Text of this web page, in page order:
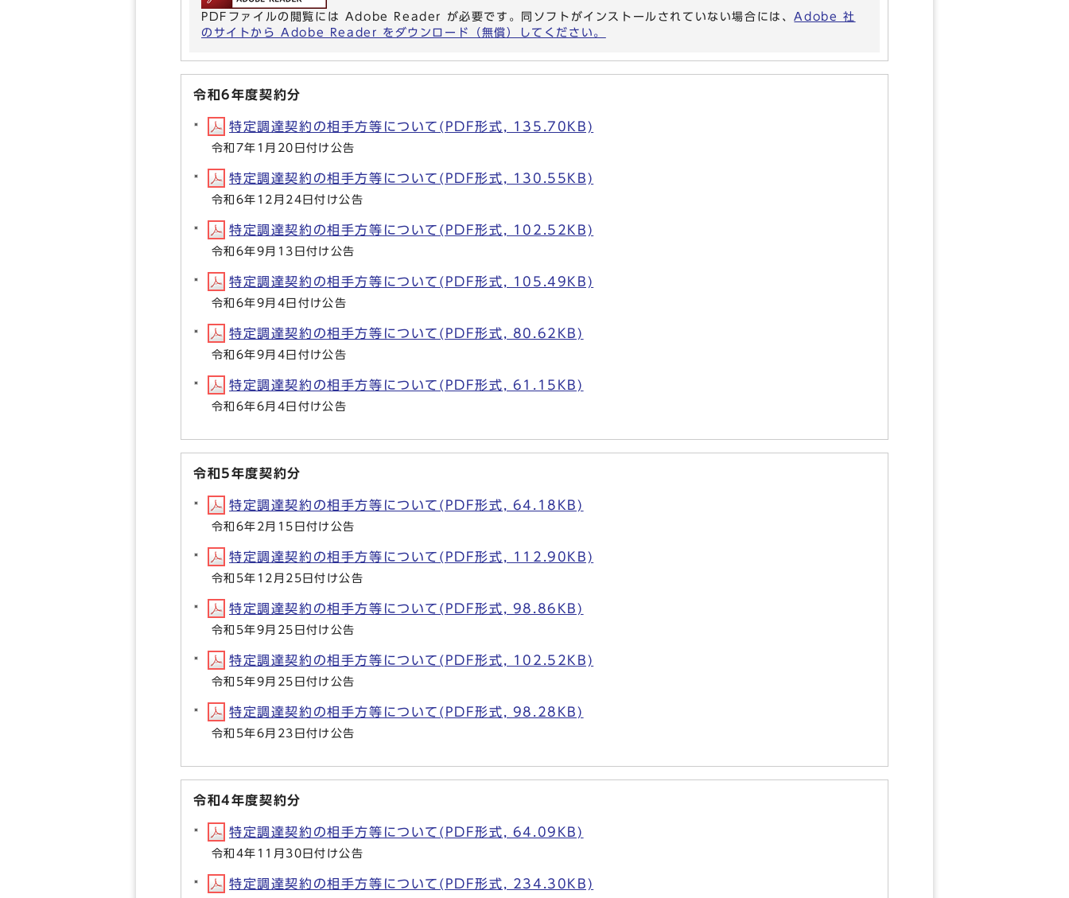
PDFファイルの閲覧には Adobe Reader が必要です。同ソフトがインストールされていない場合には、Adobe 社
のサイトから Adobe Reader をダウンロード（無償）してください。
令和6年度契約分
特定調達契約の相手方等について(PDF形式, 135.70KB)
令和7年1月20日付け公告
特定調達契約の相手方等について(PDF形式, 130.55KB)
令和6年12月24日付け公告
特定調達契約の相手方等について(PDF形式, 102.52KB)
令和6年9月13日付け公告
特定調達契約の相手方等について(PDF形式, 105.49KB)
令和6年9月4日付け公告
特定調達契約の相手方等について(PDF形式, 80.62KB)
令和6年9月4日付け公告
特定調達契約の相手方等について(PDF形式, 61.15KB)
令和6年6月4日付け公告
令和5年度契約分
特定調達契約の相手方等について(PDF形式, 64.18KB)
令和6年2月15日付け公告
特定調達契約の相手方等について(PDF形式, 112.90KB)
令和5年12月25日付け公告
特定調達契約の相手方等について(PDF形式, 98.86KB)
令和5年9月25日付け公告
特定調達契約の相手方等について(PDF形式, 102.52KB)
令和5年9月25日付け公告
特定調達契約の相手方等について(PDF形式, 98.28KB)
令和5年6月23日付け公告
令和4年度契約分
特定調達契約の相手方等について(PDF形式, 64.09KB)
令和4年11月30日付け公告
特定調達契約の相手方等について(PDF形式, 234.30KB)